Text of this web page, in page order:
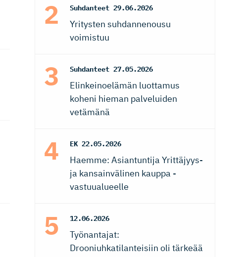
Suhdanteet 29.06.2026
Yritysten suhdannenousu
voimistuu
Suhdanteet 27.05.2026
Elinkeinoelämän luottamus
koheni hieman palveluiden
vetämänä
EK 22.05.2026
Haemme: Asiantuntija Yrittäjyys-
ja kansainvälinen kauppa -
vastuualueelle
12.06.2026
Työnantajat:
Drooniuhkatilanteisiin oli tärkeää